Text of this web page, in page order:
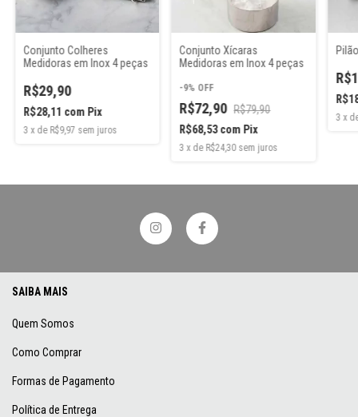
Conjunto Colheres
Medidoras em Inox 4 peças
R$29,90
R$28,11 com Pix
3 x de R$9,97 sem juros
Conjunto Xícaras
Medidoras em Inox 4 peças
-9% OFF
R$72,90 R$79,90
R$68,53com Pix
3 x de R$24,30 sem juros
3 x
SAIBA MAIS
Quem Somos
Como Comprar
Formas de Pagamento
Política de Entrega